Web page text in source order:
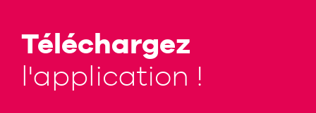
Téléchargez
l'application !